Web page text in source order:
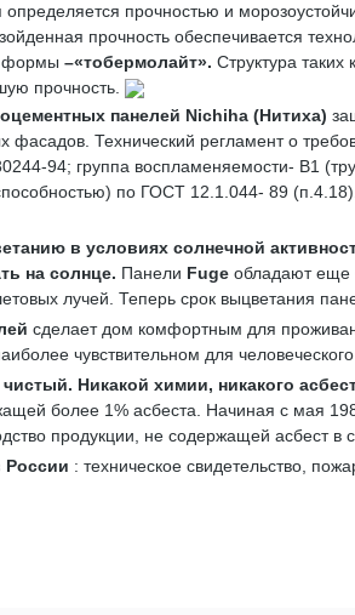
определяется прочностью и
прочность обеспечивается
формы –«тобермолайт». Структура
прочность.
панелей Nichiha (Нитиха)
Технический регламент о
94; группа воспламеняемости- В1
по ГОСТ 12.1.044- 89
в условиях солнечной
на солнце. Панели Fuge обладают еще
лучей. Теперь срок выцветания
сделает дом комфортным для
чувствительном для
чистый. Никакой химии, никакого
более 1% асбеста. Начиная с мая
продукции, не содержащей асбест в
России : техническое свидетельство,